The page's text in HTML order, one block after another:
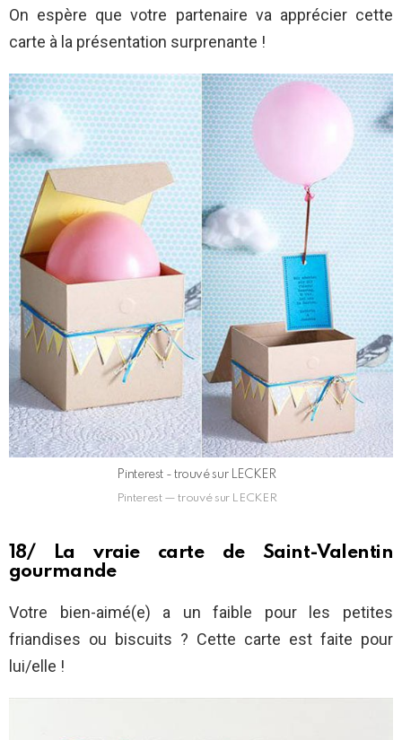
On espère que votre partenaire va apprécier cette
carte à la présentation surprenante !
Pinterest - trouvé sur LECKER
Pinterest — trouvé sur LECKER
18/ La vraie carte de Saint-Valentin
gourmande
Votre bien-aimé(e) a un faible pour les petites
friandises ou biscuits ? Cette carte est faite pour
lui/elle !